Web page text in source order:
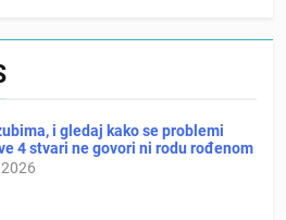
i gledaj kako se problemi
4 stvari ne govori ni rodu rođenom